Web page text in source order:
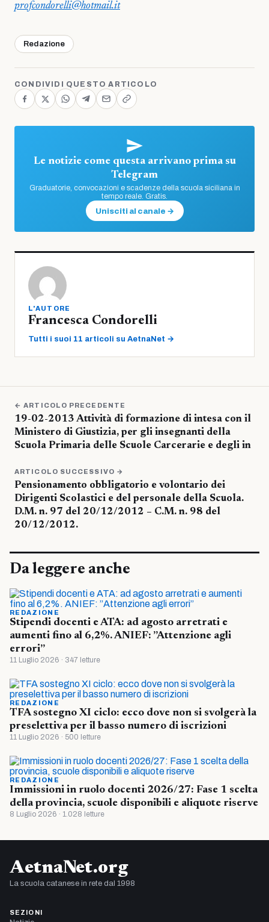
profcondorelli@hotmail.it
Redazione
CONDIVIDI QUESTO ARTICOLO
Le notizie come questa arrivano prima su
Telegram
Graduatorie, convocazioni e scadenze della scuola siciliana in
tempo reale. Gratis.
Unisciti al canale →
L'AUTORE
Francesca Condorelli
Tutti i suoi 11 articoli su AetnaNet →
← ARTICOLO PRECEDENTE
19-02-2013 Attività di formazione di intesa con il
Ministero di Giustizia, per gli insegnanti della
Scuola Primaria delle Scuole Carcerarie e degli in
ARTICOLO SUCCESSIVO →
Pensionamento obbligatorio e volontario dei
Dirigenti Scolastici e del personale della Scuola.
D.M. n. 97 del 20/12/2012 – C.M. n. 98 del
20/12/2012.
Da leggere anche
REDAZIONE
Stipendi docenti e ATA: ad agosto arretrati e
aumenti fino al 6,2%. ANIEF: ”Attenzione agli
errori”
11 Luglio 2026 · 347 letture
REDAZIONE
TFA sostegno XI ciclo: ecco dove non si svolgerà la
preselettiva per il basso numero di iscrizioni
11 Luglio 2026 · 500 letture
REDAZIONE
Immissioni in ruolo docenti 2026/27: Fase 1 scelta
della provincia, scuole disponibili e aliquote riserve
8 Luglio 2026 · 1.028 letture
AetnaNet.org
La scuola catanese in rete dal 1998
SEZIONI